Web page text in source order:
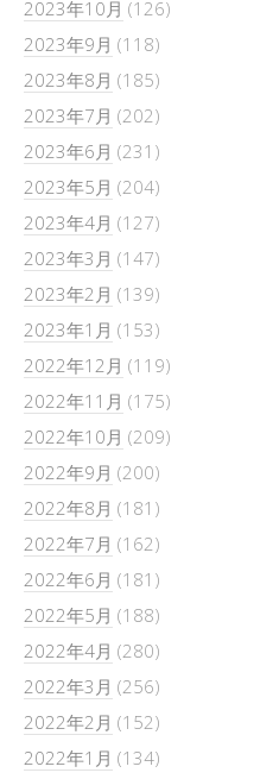
2023年10月 (126)
2023年9月 (118)
2023年8月 (185)
2023年7月 (202)
2023年6月 (231)
2023年5月 (204)
2023年4月 (127)
2023年3月 (147)
2023年2月 (139)
2023年1月 (153)
2022年12月 (119)
2022年11月 (175)
2022年10月 (209)
2022年9月 (200)
2022年8月 (181)
2022年7月 (162)
2022年6月 (181)
2022年5月 (188)
2022年4月 (280)
2022年3月 (256)
2022年2月 (152)
2022年1月 (134)